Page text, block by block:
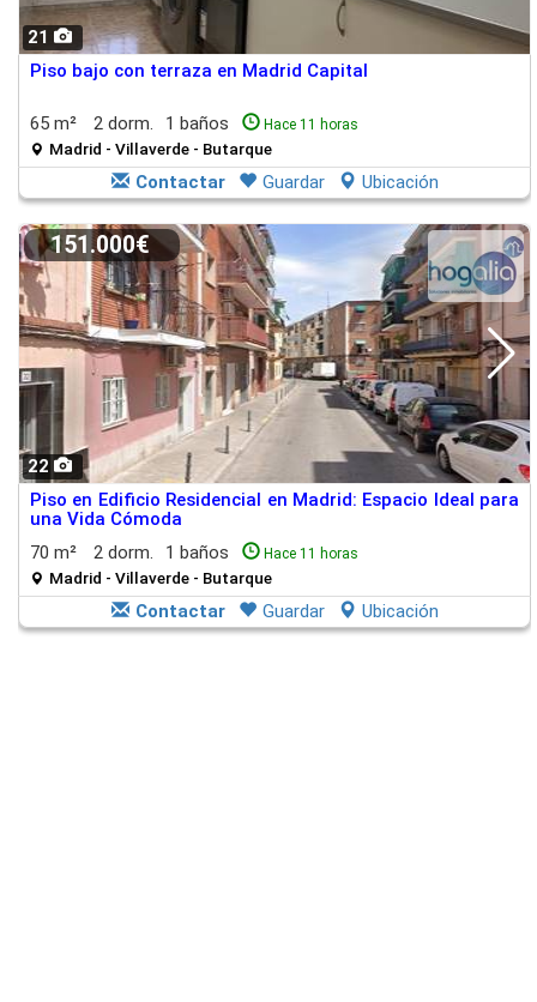
21
Piso bajo con terraza en Madrid Capital
65 m² 2 dorm. 1 baños Hace 11 horas
Madrid - Villaverde - Butarque
Contactar Guardar Ubicación
22
151.000€
Piso en Edificio Residencial en Madrid: Espacio Ideal para
una Vida Cómoda
70 m²
2 dorm. 1 baños Hace 11 horas
Madrid - Villaverde - Butarque
Contactar Guardar Ubicación